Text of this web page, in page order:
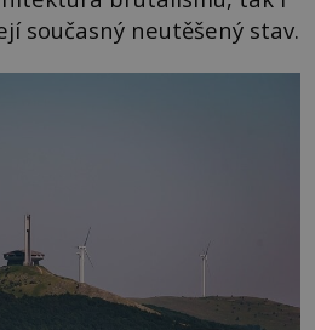
současný neutěšený stav.